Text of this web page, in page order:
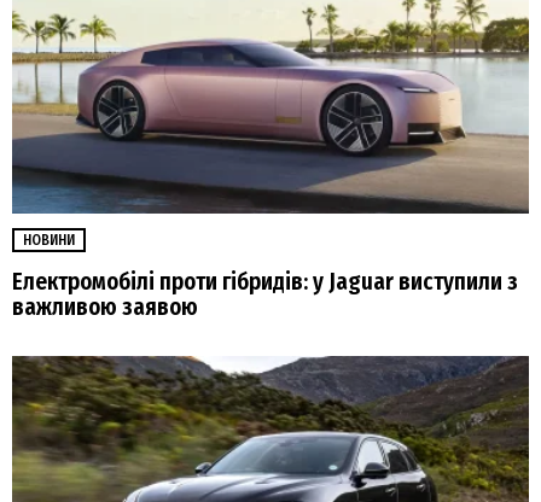
НОВИНИ
Електромобілі проти гібридів: у Jaguar виступили з
важливою заявою